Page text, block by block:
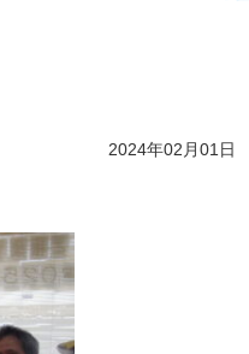
2024年02月01日